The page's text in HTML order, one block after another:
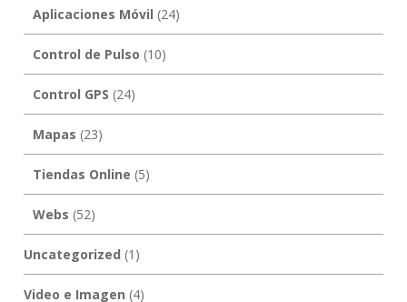
Aplicaciones Móvil (24)
Control de Pulso (10)
Control GPS (24)
Mapas (23)
Tiendas Online (5)
Webs (52)
Uncategorized (1)
Video e Imagen (4)